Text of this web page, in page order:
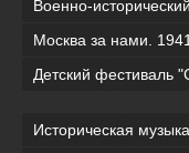
Военно-
Москва за нами. 1941
Детский фестиваль
Историческая